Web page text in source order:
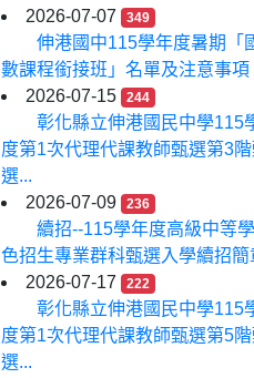
2026-07-07
349
伸港國中115學年度暑期「
數課程銜接班」名單及注意事項
2026-07-15
244
彰化縣立伸港國民中學115
度第1次代理代課教師甄選第3
選...
2026-07-09
236
續招--115學年度高級中等
色招生專業群科甄選入學續招簡
2026-07-17
222
彰化縣立伸港國民中學115
度第1次代理代課教師甄選第5
選...